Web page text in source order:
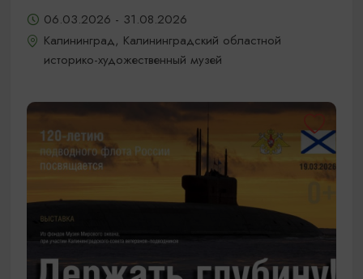
06.03.2026 - 31.08.2026
Калининград, Калининградский областной
историко-художественный музей